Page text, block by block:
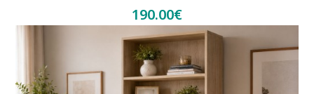
190.00€